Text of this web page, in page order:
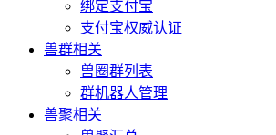
绑定支付宝
支付宝权威认证
兽群相关
兽圈群列表
群机器人管理
兽聚相关